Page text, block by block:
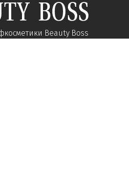
Beauty Boss